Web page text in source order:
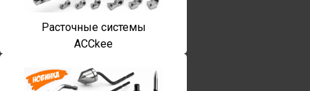
Расточные системы
ACCkee